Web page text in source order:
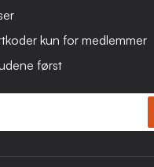
kun for medlemmer
først